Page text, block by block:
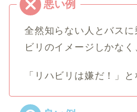
全然知らない人とバス
ビリのイメージしかなく
「リハビリは嫌だ！」